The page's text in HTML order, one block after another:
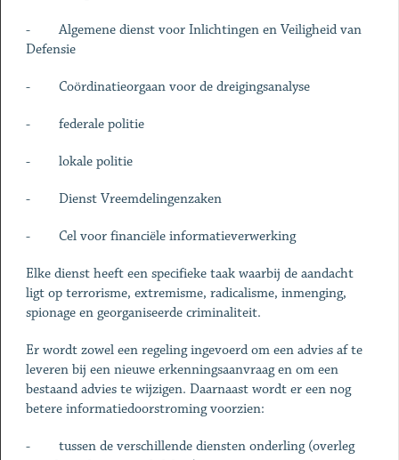
- Algemene dienst voor Inlichtingen en Veiligheid van
Defensie
- Coördinatieorgaan voor de dreigingsanalyse
- federale politie
- lokale politie
- Dienst Vreemdelingenzaken
- Cel voor financiële informatieverwerking
Elke dienst heeft een specifieke taak waarbij de aandacht
ligt op terrorisme, extremisme, radicalisme, inmenging,
spionage en georganiseerde criminaliteit.
Er wordt zowel een regeling ingevoerd om een advies af te
leveren bij een nieuwe erkenningsaanvraag en om een
bestaand advies te wijzigen. Daarnaast wordt er een nog
betere informatiedoorstroming voorzien:
- tussen de verschillende diensten onderling (overleg